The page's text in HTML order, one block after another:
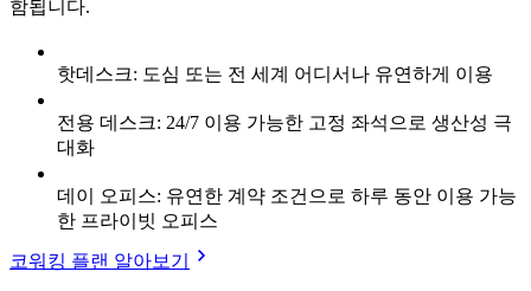
함됩니다.
핫데스크: 도심 또는 전 세계 어디서나 유연하게 이용
전용 데스크: 24/7 이용 가능한 고정 좌석으로 생산성 극
대화
데이 오피스: 유연한 계약 조건으로 하루 동안 이용 가능
한 프라이빗 오피스
코워킹 플랜 알아보기